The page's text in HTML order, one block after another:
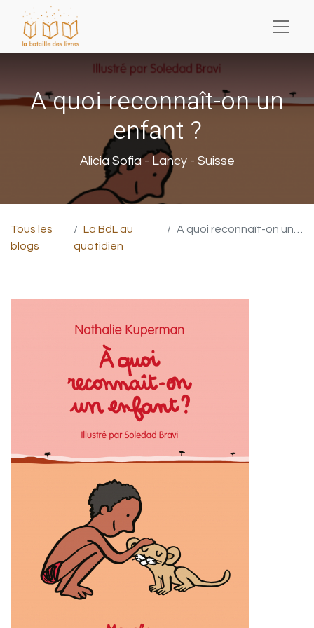
A quoi reconnaît-on un
enfant ?
Alicia Sofia - Lancy - Suisse
Tous les
blogs
La BdL au
quotidien
A quoi reconnaît-on un enfant ?